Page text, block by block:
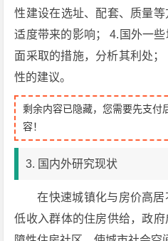
性建设在选址、配套、质量
适度带来的影响； 4.国外一
面采取的措施，分析其利处
性的建议。
剩余内容已隐藏，您需要先支付
容！
3. 国内外研究现状
在快速城镇化与房价高
低收入群体的住房供给，政